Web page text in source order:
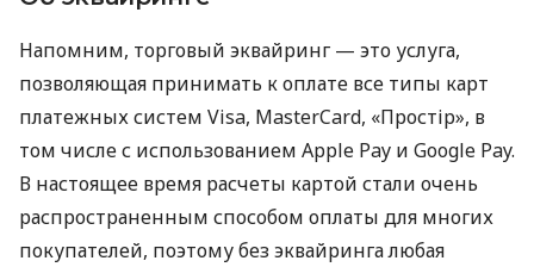
Напомним, торговый эквайринг — это услуга,
позволяющая принимать к оплате все типы карт
платежных систем Visa, MasterCard, «Простір», в
том числе с использованием Apple Pay и Google Pay.
В настоящее время расчеты картой стали очень
распространенным способом оплаты для многих
покупателей, поэтому без эквайринга любая